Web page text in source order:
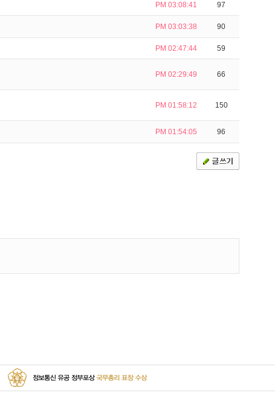
PM 03:08:41 97
PM 03:03:38 90
PM 02:47:44 59
PM 02:29:49 66
PM 01:58:12 150
PM 01:54:05 96